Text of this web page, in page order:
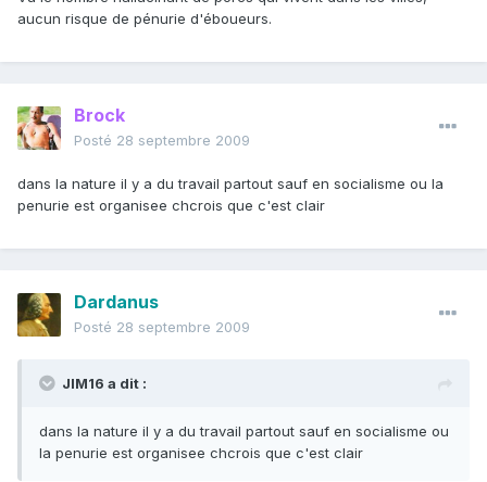
aucun risque de pénurie d'éboueurs.
Brock
Posté 28 septembre 2009
dans la nature il y a du travail partout sauf en socialisme ou la
penurie est organisee chcrois que c'est clair
Dardanus
Posté 28 septembre 2009
JIM16 a dit :
dans la nature il y a du travail partout sauf en socialisme ou
la penurie est organisee chcrois que c'est clair